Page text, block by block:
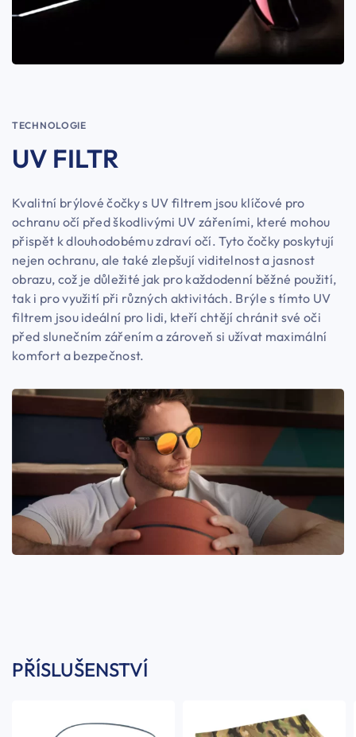
TECHNOLOGIE
UV FILTR
Kvalitní brýlové čočky s UV filtrem jsou klíčové pro
ochranu očí před škodlivými UV zářeními, které mohou
přispět k dlouhodobému zdraví očí. Tyto čočky poskytují
nejen ochranu, ale také zlepšují viditelnost a jasnost
obrazu, což je důležité jak pro každodenní běžné použití,
tak i pro využití při různých aktivitách. Brýle s tímto UV
filtrem jsou ideální pro lidi, kteří chtějí chránit své oči
před slunečním zářením a zároveň si užívat maximální
komfort a bezpečnost.
PŘÍSLUŠENSTVÍ